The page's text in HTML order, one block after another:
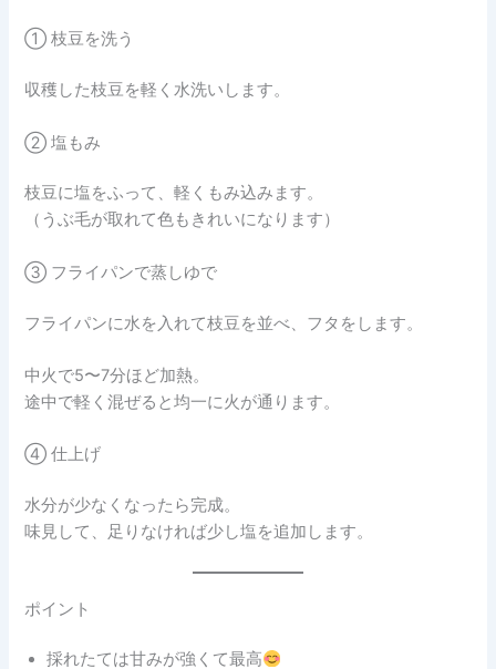
① 枝豆を洗う
収穫した枝豆を軽く水洗いします。
② 塩もみ
枝豆に塩をふって、軽くもみ込みます。
（うぶ毛が取れて色もきれいになります）
③ フライパンで蒸しゆで
フライパンに水を入れて枝豆を並べ、フタをします。
中火で5〜7分ほど加熱。
途中で軽く混ぜると均一に火が通ります。
④ 仕上げ
水分が少なくなったら完成。
味見して、足りなければ少し塩を追加します。
ポイント
採れたては甘みが強くて最高